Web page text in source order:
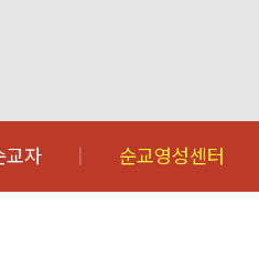
교자 순교영성센터